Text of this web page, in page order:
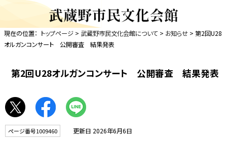
現在の位置： トップページ > 武蔵野市民文化会館について > お知らせ > 第2回U28
オルガンコンサート 公開審査 結果発表
第2回U28オルガンコンサート 公開審査 結果発表
ページ番号1009460 更新日 2026年6月6日